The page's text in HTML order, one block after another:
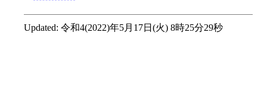
Updated: 令和4(2022)年5月17日(火) 8時25分29秒